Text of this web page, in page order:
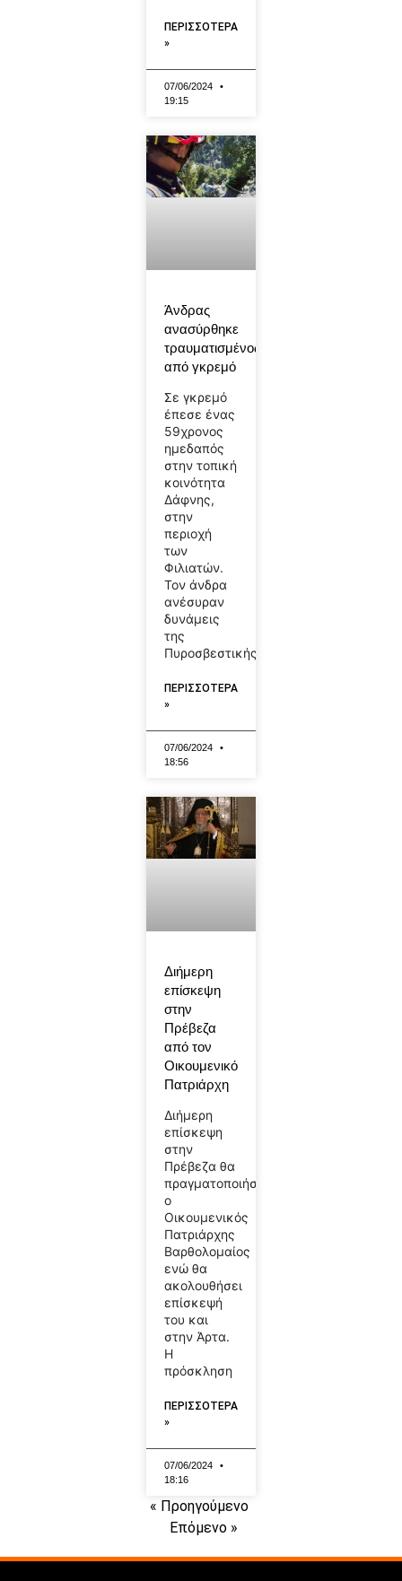
ΠΕΡΙΣΣΟΤΕΡΑ
»
07/06/2024
19:15
Άνδρας
ανασύρθηκε
τραυματισμένος
από γκρεμό
Σε γκρεμό
έπεσε ένας
59χρονος
ημεδαπός
στην τοπική
κοινότητα
Δάφνης,
στην
περιοχή
των
Φιλιατών.
Τον άνδρα
ανέσυραν
δυνάμεις
της
Πυροσβεστικής
ΠΕΡΙΣΣΟΤΕΡΑ
»
07/06/2024
18:56
Διήμερη
επίσκεψη
στην
Πρέβεζα
από τον
Οικουμενικό
Πατριάρχη
Διήμερη
επίσκεψη
στην
Πρέβεζα θα
πραγματοποιήσει
ο
Οικουμενικός
Πατριάρχης
Βαρθολομαίος
ενώ θα
ακολουθήσει
επίσκεψή
του και
στην Άρτα.
Η
πρόσκληση
ΠΕΡΙΣΣΟΤΕΡΑ
»
07/06/2024
18:16
« Προηγούμενο
Επόμενο »